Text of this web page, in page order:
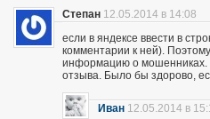
Степан 12.05.2014 в 14:08
если в яндексе ввести в
комментарии к ней).
информацию о мошенниках.
отзыва. Было бы здорово,
Иван 12.05.2014 в